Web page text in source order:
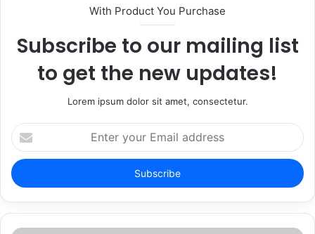
With Product You Purchase
Subscribe to our mailing list
to get the new updates!
Lorem ipsum dolor sit amet, consectetur.
Enter
your
Email
address